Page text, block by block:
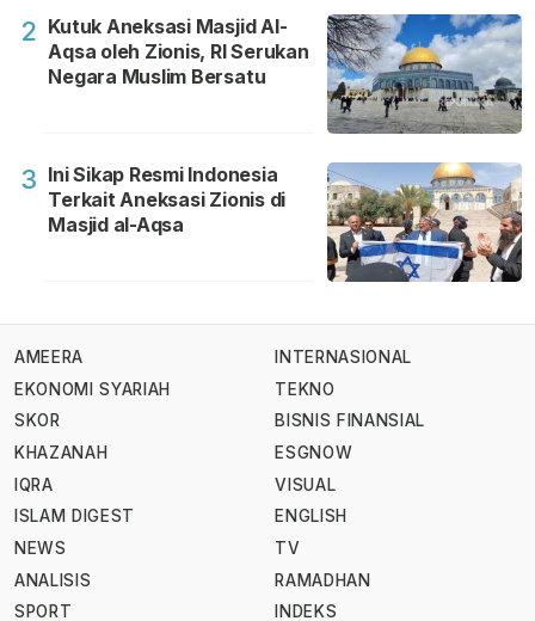
2 Kutuk Aneksasi Masjid Al-
Aqsa oleh Zionis, RI Serukan
Negara Muslim Bersatu
3 Ini Sikap Resmi Indonesia
Terkait Aneksasi Zionis di
Masjid al-Aqsa
AMEERA
EKONOMI SYARIAH
SKOR
KHAZANAH
IQRA
ISLAM DIGEST
NEWS
ANALISIS
SPORT
INTERNASIONAL
TEKNO
BISNIS FINANSIAL
ESGNOW
VISUAL
ENGLISH
TV
RAMADHAN
INDEKS